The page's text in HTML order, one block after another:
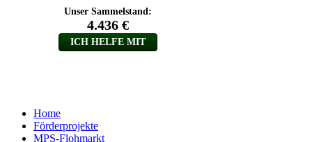
Home
Förderprojekte
MPS-Flohmarkt